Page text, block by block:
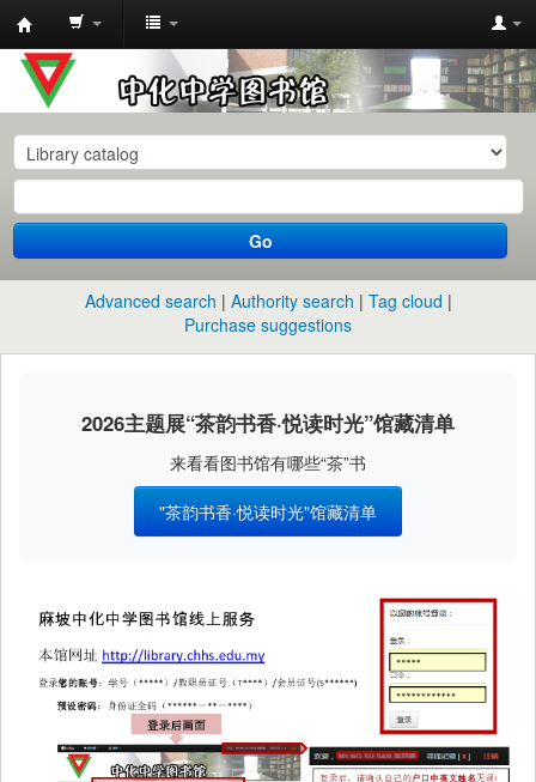
中
化
中
学
图
书
馆
目
Go
Advanced search Authority search
Tag cloud
Purchase suggestions
2026主题展“茶韵书香·悦读时光”馆藏清单
来看看图书馆有哪些“茶”书
"茶韵书香·悦读时光"馆藏清单